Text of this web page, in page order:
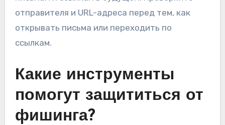
отправителя и URL-адреса перед тем, как
открывать письма или переходить по
ссылкам.
Какие инструменты
помогут защититься от
фишинга?